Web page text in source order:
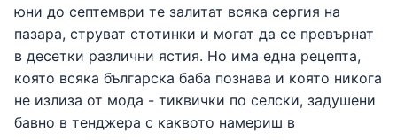
юни до септември те залитат всяка сергия на
пазара, струват стотинки и могат да се превърнат
в десетки различни ястия. Но има една рецепта,
която всяка българска баба познава и която никога
не излиза от мода - тиквички по селски, задушени
бавно в тенджера с каквото намериш в